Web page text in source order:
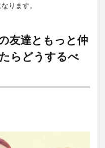
ります。
友達ともっと仲
らどうするべ